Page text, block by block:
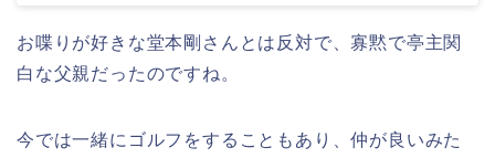
お喋りが好きな堂本剛さんとは反対で、寡黙で亭主関
白な父親だったのですね。
今では一緒にゴルフをすることもあり、仲が良いみた